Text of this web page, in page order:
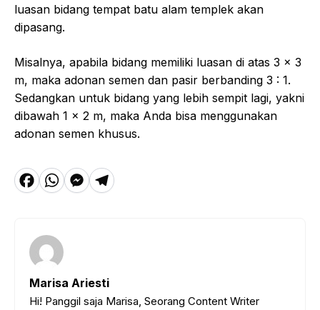
luasan bidang tempat batu alam templek akan
dipasang.
Misalnya, apabila bidang memiliki luasan di atas 3 x 3
m, maka adonan semen dan pasir berbanding 3 : 1.
Sedangkan untuk bidang yang lebih sempit lagi, yakni
dibawah 1 x 2 m, maka Anda bisa menggunakan
adonan semen khusus.
F
e
b
o
W
a
t
s
A
M
e
n
T
r
a
Marisa Ariesti
Hi! Panggil saja Marisa, Seorang Content Writer